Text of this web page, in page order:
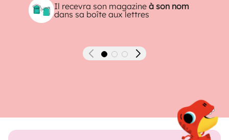
Il recevra son magazineà son nom
dans sa boîte aux lettres
Précédent Suivant